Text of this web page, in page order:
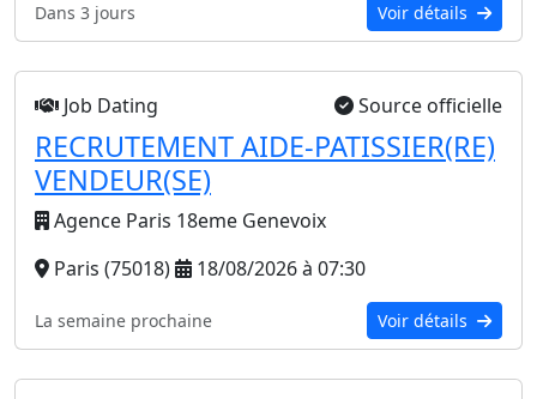
Dans 3 jours Voir détails
Job Dating Source officielle
RECRUTEMENT AIDE-PATISSIER(RE)
VENDEUR(SE)
Agence Paris 18eme Genevoix
Paris (75018)
18/08/2026 à 07:30
La semaine prochaine Voir détails